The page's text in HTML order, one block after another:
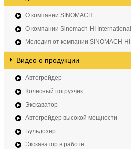
О компании SINOMACH
О компании Sinomach-HI International
Мелодия от компании SINOMACH-HI
Видео о продукции
Автогрейдер
Колесный погрузчик
Экскаватор
Автогрейдер высокой мощности
Бульдозер
Экскаватор в работе